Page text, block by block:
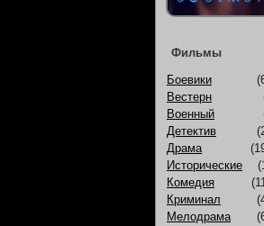
Фильмы
Боевики
Вестерн
Военный
Детектив
Драма
Исторические
Комедия
Криминал
Мелодрама